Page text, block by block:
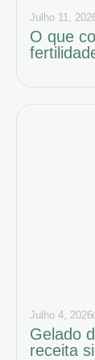
Julho 11,
O que
Julho 4, 2026
Gelado
receita